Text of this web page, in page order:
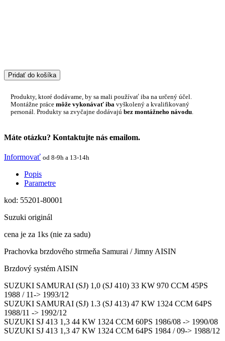
Pridať do košíka
Produkty, ktoré dodávame, by sa mali používať iba na určený účel.
Montážne práce môže vykonávať iba vyškolený a kvalifikovaný
personál. Produkty sa zvyčajne dodávajú bez montážneho návodu
Máte otázku? Kontaktujte nás emailom.
Informovať od 8-9h a 13-14h
Popis
Parametre
kod: 55201-80001
Suzuki originál
cena je za 1ks (nie za sadu)
Prachovka brzdového strmeňa Samurai / Jimny AISIN
Brzdový systém AISIN
SUZUKI SAMURAI (SJ) 1,0 (SJ 410) 33 KW 970 CCM 45PS
1988 / 11-> 1993/12
SUZUKI SAMURAI (SJ) 1.3 (SJ 413) 47 KW 1324 CCM 64PS
1988/11 -> 1992/12
SUZUKI SJ 413 1,3 44 KW 1324 CCM 60PS 1986/08 -> 1990/08
SUZUKI SJ 413 1,3 47 KW 1324 CCM 64PS 1984 / 09-> 1988/12